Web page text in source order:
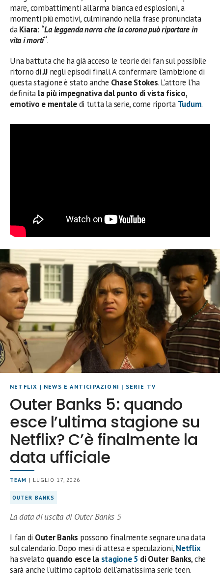
mare, combattimenti all’arma bianca ed esplosioni, a
momenti più emotivi, culminando nella frase pronunciata
daKiara: “La leggenda narra che la corona può riportare in
vita i morti“.
Una battuta che ha già acceso le teorie dei fan sul possibile
ritorno diJJnegli episodi finali. A confermare l’ambizione di
questa stagione è stato anche Chase Stokes. L’attore l’ha
definita la più impegnativa dal punto di vista fisico,
emotivo e mentaledi tutta la serie, come riporta Tudum.
NETFLIX | NEWS E ANTICIPAZIONI | SERIE TV
Outer Banks 5: quando
esce l’ultima stagione su
Netflix? C’è finalmente la
data ufficiale
TEAM | LUGLIO 17, 2026
OUTER BANKS
La data di uscita di Outer Banks 5
I fan di Outer Banks possono finalmente segnare una data
sul calendario. Dopo mesi di attesa e speculazioni,Netflix
ha svelato quando esce lastagione 5 di Outer Banks, che
sarà anche l’ultimo capitolo dell’amatissima serie teen.